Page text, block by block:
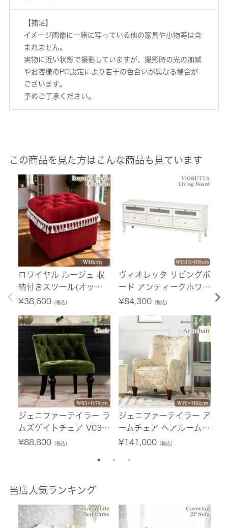
【補足】
イメージ画像に一緒に写っている他の家具や小物等は含
まれません。
実物に近い状態で撮影していますが、撮影時の光の加減
やお客様のPC設定により若干の色合いが異なる場合が
ございます。
予めご了承ください。
この商品を見た方はこんな商品も見ています
ロワイヤル ルージュ 収
納付きスツール(オット
マン) ベルベット レッド
¥38,600（税込）
ジェニファーテイラー ラ
ムズゲイトチェア V036
ベロア 幅63cm 1人掛け
¥88,800（税込）
ヴィオレッタ リビングボ
ード アンティークホワイ
ト 幅153cm 【送料無
¥84,300（税込）
ジェニファーテイラー ア
ームチェア ヘアルーム
(Heirloom) 幅70cm 1人
¥141,000（税込）
¥
当店人気ランキング